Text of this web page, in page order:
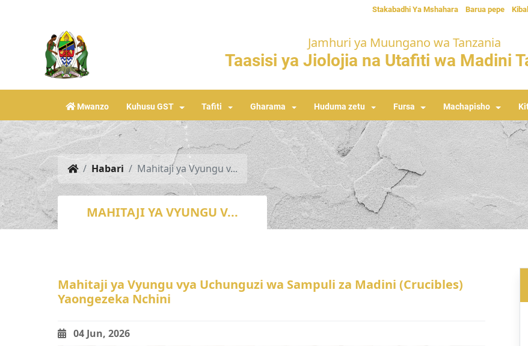
Barua pepe
Stakabadhi Ya Mshahara
Jamhuri ya Muungano wa Tanzania
Taasisi ya Jiolojia na Utafiti wa Madini
Mwanzo Kuhusu GST Tafiti Gharama Huduma zetu Fursa Machapisho
Habari Mahitaji ya Vyungu v...
MAHITAJI YA VYUNGU V...
Mahitaji ya Vyungu vya Uchunguzi wa Sampuli za Madini (Crucibles)
Yaongezeka Nchini
04 Jun, 2026